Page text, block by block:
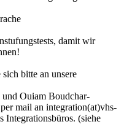
damit wir
bitte an unsere
Ouiam Boudchar-
mail an integration(at)vhs-
Integrationsbüros. (siehe